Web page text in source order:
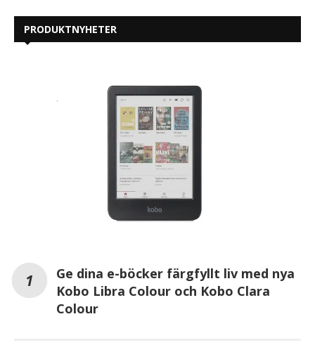
PRODUKTNYHETER
Ge dina e-böcker färgfyllt liv med nya
Kobo Libra Colour och Kobo Clara
Colour